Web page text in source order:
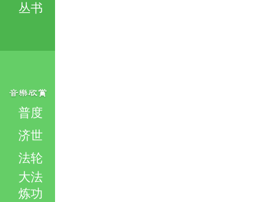
丛书
普度
济世
法轮
大法
炼功